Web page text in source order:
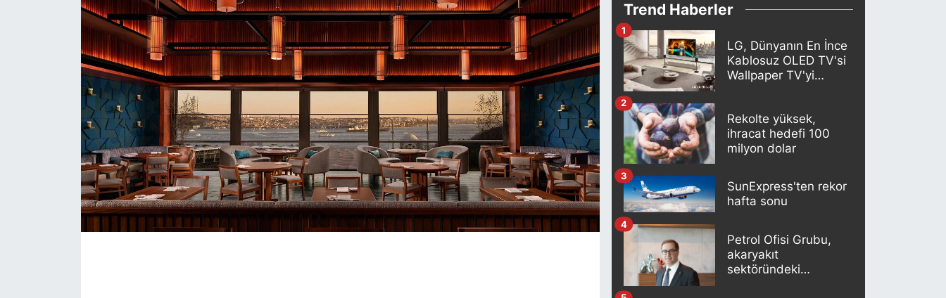
Trend Haberler
LG, Dünyanın En İnce
Kablosuz OLED TV'si
Wallpaper TV'yi
1
Rekolte yüksek,
ihracat hedefi 100
milyon dolar
2
SunExpress'ten rekor
hafta sonu
3
Petrol Ofisi Grubu,
akaryakıt
sektöründeki
4
KONGRE HABERLERİ
KONGRE TAKVİMİ
RÖPORTAJLAR
BİYOGRAFİLER